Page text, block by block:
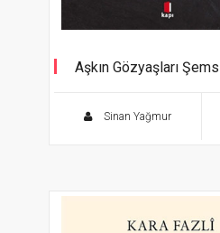
Aşkın Gözyaşları
31.07.2014)
Sinan Yağmur